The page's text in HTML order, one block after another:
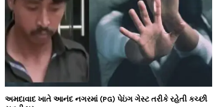
અમદાવાદ ખાતે આનંદ નગરમાં (PG) પેઇંગ ગેસ્ટ તરીકે રહેતી કચ્છી